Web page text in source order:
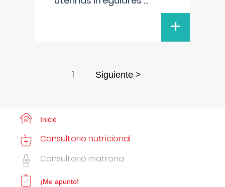
+
1 Siguiente >
Inicio
Consultorio nutricional
Consultorio matrona
¡Me apunto!